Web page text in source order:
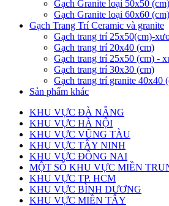
Gạch Granite loại 50x50 (cm)
Gạch Granite loại 60x60 (cm)
Gạch Trang Trí Ceramic và granite
Gạch trang trí 25x50(cm)-
Gạch trang trí 20x40 (cm)
Gạch trang trí 25x50 (cm) -
Gạch trang trí 30x30 (cm)
Gạch trang trí granite 40x40
Sản phẩm khác
KHU VỰC ĐÀ NẴNG
KHU VỰC HÀ NỘI
KHU VỰC VŨNG TÀU
KHU VỰC TÂY NINH
KHU VỰC ĐỒNG NAI
MỘT SỐ KHU VỰC MIỀN
KHU VỰC TP. HCM
KHU VỰC BÌNH DƯƠNG
KHU VỰC MIỀN TÂY